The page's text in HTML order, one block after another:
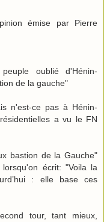
émise par Pierre
oublié d'Hénin-
de la gauche"
n'est-ce pas à Hénin-
a vu le FN
bastion de la Gauche"
écrit: "Voila la
: elle base ces
tour, tant mieux,